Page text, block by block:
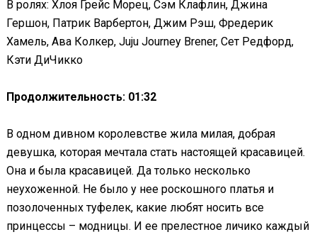
В ролях: Хлоя Грейс Морец, Сэм Клафлин, Джина
Гершон, Патрик Варбертон, Джим Рэш, Фредерик
Хамель, Ава Колкер, Juju Journey Brener, Сет Редфорд,
Кэти ДиЧикко
Продолжительность: 01:32
В одном дивном королевстве жила милая, добрая
девушка, которая мечтала стать настоящей красавицей.
Она и была красавицей. Да только несколько
неухоженной. Не было у нее роскошного платья и
позолоченных туфелек, какие любят носить все
принцессы – модницы. И ее прелестное личико каждый